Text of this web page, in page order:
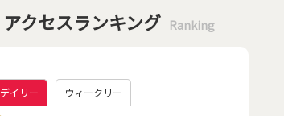
アクセスランキング Ranking
デイリー ウィークリー